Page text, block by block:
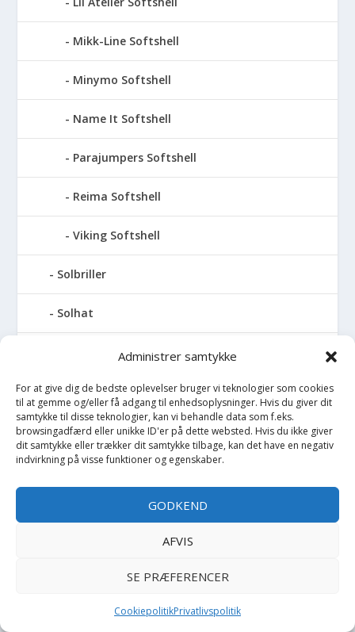
Administrer samtykke
For at give dig de bedste oplevelser bruger vi teknologier som cookies
til at gemme og/eller få adgang til enhedsoplysninger. Hvis du giver dit
samtykke til disse teknologier, kan vi behandle data som f.eks.
browsingadfærd eller unikke ID'er på dette websted. Hvis du ikke giver
dit samtykke eller trækker dit samtykke tilbage, kan det have en negativ
indvirkning på visse funktioner og egenskaber.
GODKEND
AFVIS
SE PRÆFERENCER
CookiepolitikPrivatlivspolitik
Mikk-Line Softshell
Minymo Softshell
Name It Softshell
Parajumpers Softshell
Reima Softshell
Viking Softshell
Solbriller
Solhat
Sommerdragt
Sommerjakke
Sovepose
Sparkedragt